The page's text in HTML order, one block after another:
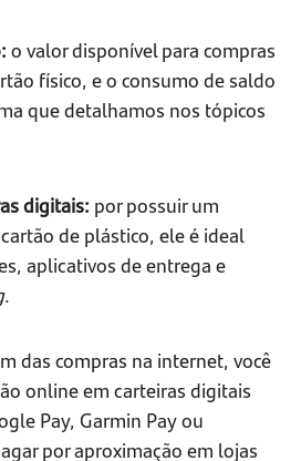
o valor disponível para compras
físico, e o consumo de saldo
que detalhamos nos tópicos
digitais: por possuir um
de plástico, ele é ideal
aplicativos de entrega e
.
das compras na internet, você
online em carteiras digitais
Pay, Garmin Pay ou
por aproximação em lojas